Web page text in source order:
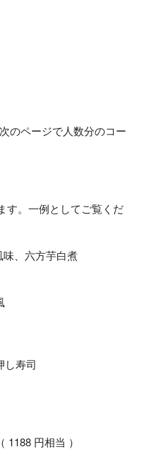
のページで人数分のコー
す。一例としてご覧くだ
味、六方芋白煮
し寿司
1188 円相当 ）